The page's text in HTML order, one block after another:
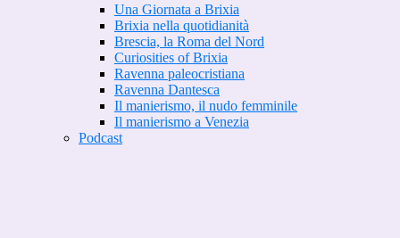
Una Giornata a Brixia
Brixia nella quotidianità
Brescia, la Roma del Nord
Curiosities of Brixia
Ravenna paleocristiana
Ravenna Dantesca
Il manierismo, il nudo femminile
Il manierismo a Venezia
Podcast